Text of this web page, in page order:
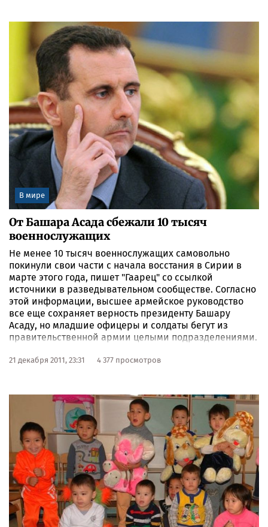
В мире
От Башара Асада сбежали 10 тысяч
военнослужащих
Не менее 10 тысяч военнослужащих самовольно
покинули свои части с начала восстания в Сирии в
марте этого года, пишет "Гаарец" со ссылкой
источники в разведывательном сообществе. Согласно
этой информации, высшее армейское руководство
все еще сохраняет верность президенту Башару
Асаду, но младшие офицеры и солдаты бегут из
правительственной армии целыми подразделениями.
солдат из последних призывов.
21 декабря 2011, 23:31 4 377 просмотров